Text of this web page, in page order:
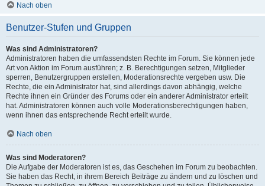
Nach oben
Benutzer-Stufen und Gruppen
Was sind Administratoren?
Administratoren haben die umfassendsten Rechte im Forum. Sie können jede
Art von Aktion im Forum ausführen; z. B. Berechtigungen setzen, Mitglieder
sperren, Benutzergruppen erstellen, Moderationsrechte vergeben usw. Die
Rechte, die ein Administrator hat, sind allerdings davon abhängig, welche
Rechte ihnen ein Gründer des Forums oder ein anderer Administrator erteilt
hat. Administratoren können auch volle Moderationsberechtigungen haben,
wenn ihnen das entsprechende Recht erteilt wurde.
Nach oben
Was sind Moderatoren?
Die Aufgabe der Moderatoren ist es, das Geschehen im Forum zu beobachten.
Sie haben das Recht, in ihrem Bereich Beiträge zu ändern und zu löschen und